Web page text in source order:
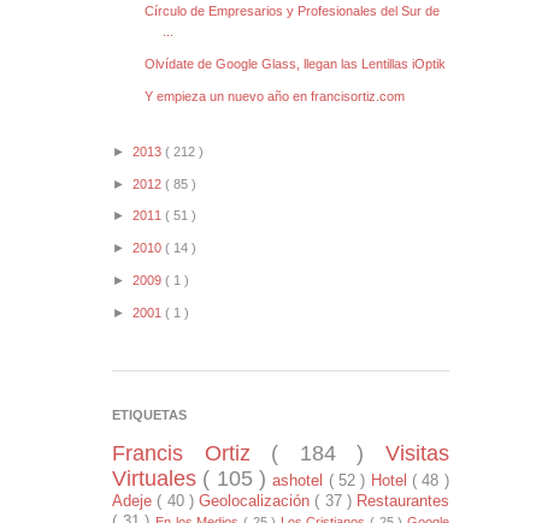
Círculo de Empresarios y Profesionales del Sur de
Olvídate de Google Glass, llegan las Lentillas iOptik
Y empieza un nuevo año en francisortiz.com
► 2013 ( 212 )
► 2012 ( 85 )
► 2011 ( 51 )
► 2010 ( 14 )
► 2009 ( 1 )
► 2001 ( 1 )
ETIQUETAS
Francis Ortiz ( 184 )Visitas
Virtuales ( 105 )ashotel ( 52 ) Hotel ( 48 )
Adeje ( 40 ) Geolocalización ( 37 ) Restaurantes